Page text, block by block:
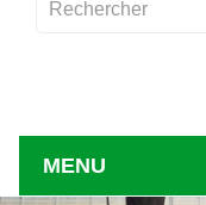
MENU